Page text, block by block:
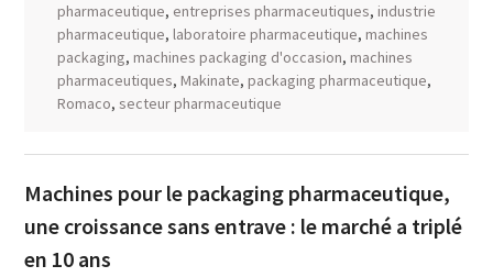
pharmaceutique, entreprises pharmaceutiques, industrie
pharmaceutique, laboratoire pharmaceutique, machines
packaging, machines packaging d'occasion, machines
pharmaceutiques, Makinate, packaging pharmaceutique,
Romaco, secteur pharmaceutique
Machines pour le packaging pharmaceutique,
une croissance sans entrave : le marché a triplé
en 10 ans